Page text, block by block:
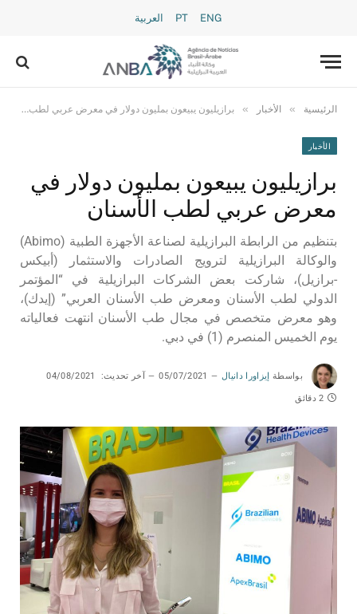
PT ENG العربية
الرئيسية » الأخبار » برازيليون يبيعون بمليون دولار في معرض عربي لطب الأسنان
الأخبار
برازيليون يبيعون بمليون دولار في
معرض عربي لطب الأسنان
بتنظيم من الرابطة البرازيلية لصناعة الأجهزة الطبية (Abimo)
والوكالة البرازيلية لترويج الصادرات والاستثمار (أبيكس
-برازيل)، شاركت بعض الشركات البرازيلية في “المؤتمر
الدولي لطب الأسنان ومعرض طب الأسنان العربي” (إيدك)،
وهو معرض متخصص في مجال طب الأسنان انتهت فعالياته
يوم الخميس المنصرم (1) في دبي.
بواسطة إيزاورا دانيال 05/07/2021 آخر تحديث: 04/08/2021
2 دقائق